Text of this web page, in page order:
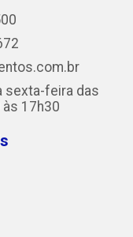
sexta-feira das
17h30